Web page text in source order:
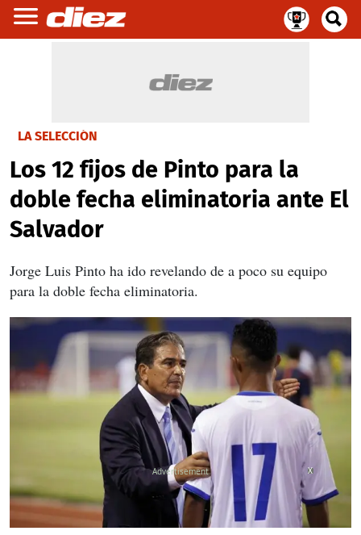
LA SELECCIÓN
Los 12 fijos de Pinto para la
doble fecha eliminatoria ante El
Salvador
Jorge Luis Pinto ha ido revelando de a poco su equipo
para la doble fecha eliminatoria.
X